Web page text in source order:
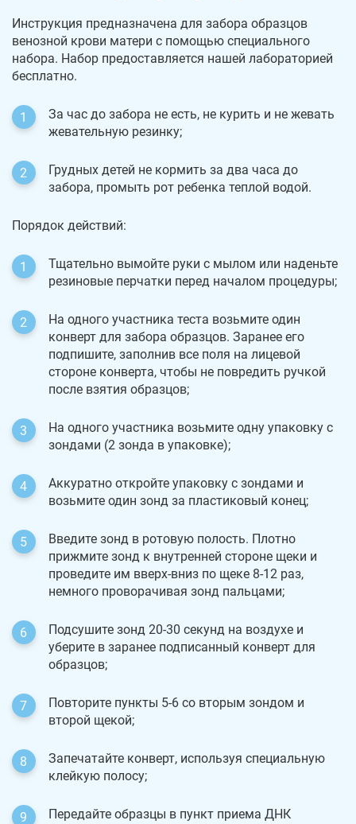
Инструкция предназначена для забора образцов
венозной крови матери с помощью специального
набора. Набор предоставляется нашей лабораторией
бесплатно.
За час до забора не есть, не курить и не жевать
жевательную резинку;
Грудных детей не кормить за два часа до
забора, промыть рот ребенка теплой водой.
Порядок действий:
Тщательно вымойте руки с мылом или наденьте
резиновые перчатки перед началом процедуры;
На одного участника теста возьмите один
конверт для забора образцов. Заранее его
подпишите, заполнив все поля на лицевой
стороне конверта, чтобы не повредить ручкой
после взятия образцов;
На одного участника возьмите одну упаковку с
зондами (2 зонда в упаковке);
Аккуратно откройте упаковку с зондами и
возьмите один зонд за пластиковый конец;
Введите зонд в ротовую полость. Плотно
прижмите зонд к внутренней стороне щеки и
проведите им вверх-вниз по щеке 8-12 раз,
немного проворачивая зонд пальцами;
Подсушите зонд 20-30 секунд на воздухе и
уберите в заранее подписанный конверт для
образцов;
Повторите пункты 5-6 со вторым зондом и
второй щекой;
Запечатайте конверт, используя специальную
клейкую полосу;
Передайте образцы в пункт приема ДНК